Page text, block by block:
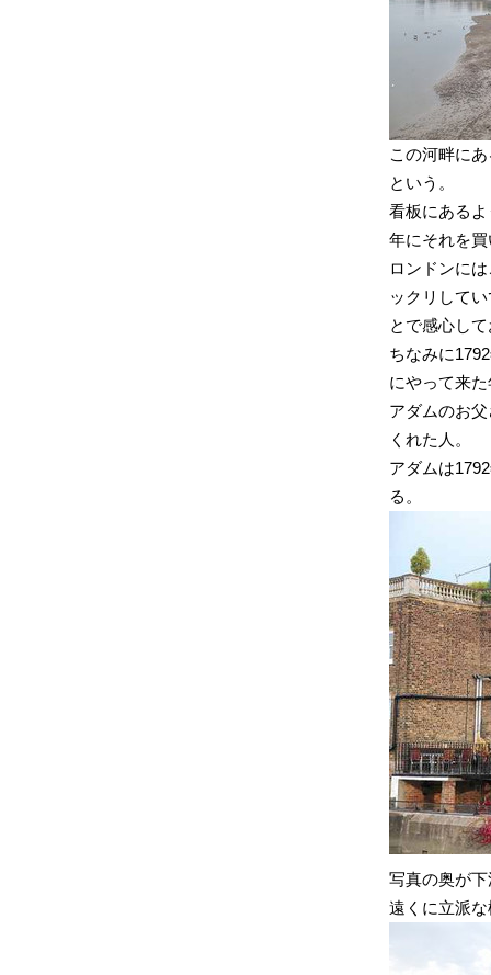
この河畔に
という。
看板にある
年にそれを
ロンドンに
ックリして
とで感心し
ちなみに
にやって来
アダムのお
くれた人。
アダムは
る。
写真の奥が
遠くに立派